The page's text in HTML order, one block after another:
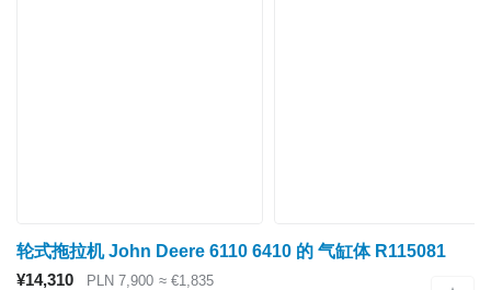
轮式拖拉机 John Deere 6110 6410 的 气缸体 R115081
¥14,310
PLN 7,900 ≈ €1,835